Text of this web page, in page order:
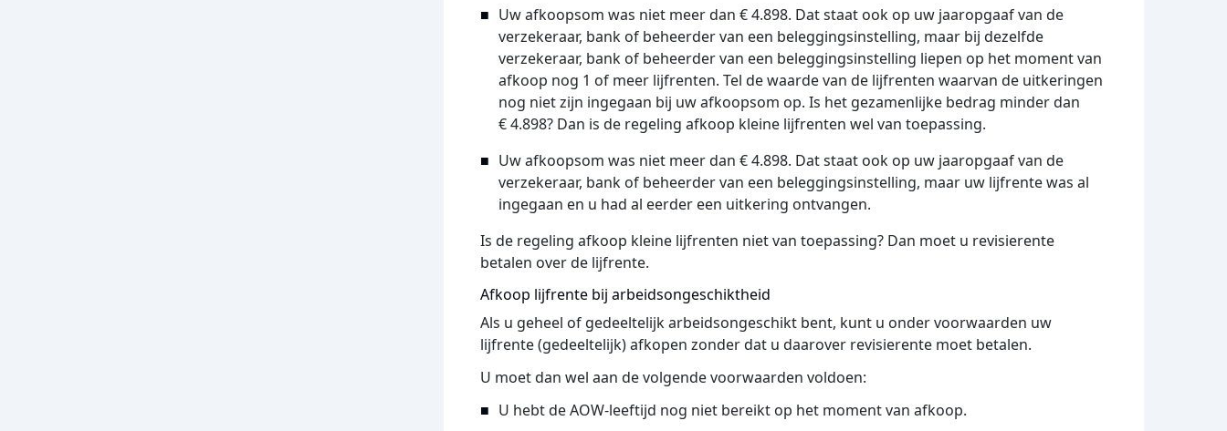
Uw afkoopsom was niet meer dan € 4.898. Dat staat ook op uw jaaropgaaf van de
verzekeraar, bank of beheerder van een beleggingsinstelling, maar bij dezelfde
verzekeraar, bank of beheerder van een beleggingsinstelling liepen op het moment van
afkoop nog 1 of meer lijfrenten. Tel de waarde van de lijfrenten waarvan de uitkeringen
nog niet zijn ingegaan bij uw afkoopsom op. Is het gezamenlijke bedrag minder dan
€ 4.898? Dan is de regeling afkoop kleine lijfrenten wel van toepassing.
Uw afkoopsom was niet meer dan € 4.898. Dat staat ook op uw jaaropgaaf van de
verzekeraar, bank of beheerder van een beleggingsinstelling, maar uw lijfrente was al
ingegaan en u had al eerder een uitkering ontvangen.
Is de regeling afkoop kleine lijfrenten niet van toepassing? Dan moet u revisierente
betalen over de lijfrente.
Afkoop lijfrente bij arbeidsongeschiktheid
Als u geheel of gedeeltelijk arbeidsongeschikt bent, kunt u onder voorwaarden uw
lijfrente (gedeeltelijk) afkopen zonder dat u daarover revisierente moet betalen.
U moet dan wel aan de volgende voorwaarden voldoen:
U hebt de AOW-leeftijd nog niet bereikt op het moment van afkoop.